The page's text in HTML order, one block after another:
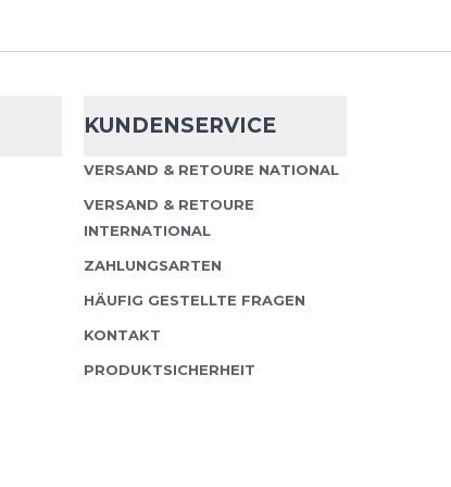
Die Fusion Long Tights sind klassische Allround-
sind....
CepCore Run Shorts Loose Fit
KUNDENSERVICE
VERSAND & RETOURE NATIONAL
VERSAND & RETOURE
INTERNATIONAL
ZAHLUNGSARTEN
HÄUFIG GESTELLTE FRAGEN
KONTAKT
PRODUKTSICHERHEIT